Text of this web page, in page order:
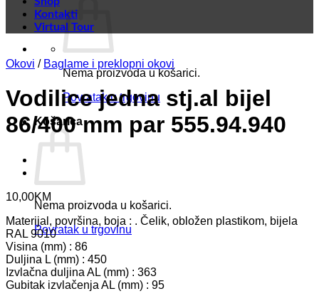
Nema proizvoda u košarici.
Povratak u trgovinu
Košarica
Nema proizvoda u košarici.
Povratak u trgovinu
Kontakti
Virtual Tour
Okovi / Baglame i preklopni okovi
Vodilice jedna stj.al bijel
86/400 mm par 555.94.940
10,00KM
Materijal, površina, boja : . Čelik, obložen plastikom, bijela
RAL 9010
Visina (mm) : 86
Duljina L (mm) : 450
Izvlačna duljina AL (mm) : 363
Gubitak izvlačenja AL (mm) : 95